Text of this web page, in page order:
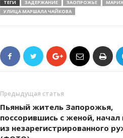
ТЕГИ ЗАДЕРЖАНИЕ ЗАОПРОЖЬЕ
УЛИЦА МАРШАЛА ЧАЙКОВА
Предыдущая статья
Пьяный житель Запорожья,
поссорившись с женой, начал
из незарегистрированного